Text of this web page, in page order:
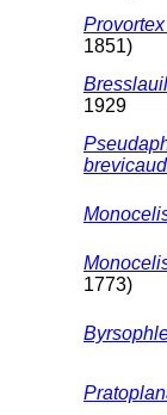
1851)
1929
1773)